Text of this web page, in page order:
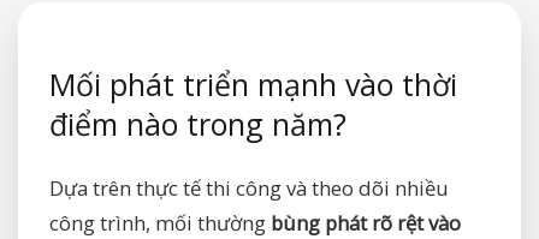
Mối phát triển mạnh vào thời
điểm nào trong năm?
Dựa trên thực tế thi công và theo dõi nhiều
công trình, mối thường bùng phát rõ rệt vào